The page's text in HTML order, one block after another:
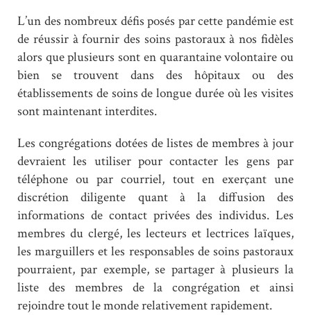
L’un des nombreux défis posés par cette pandémie est
de réussir à fournir des soins pastoraux à nos fidèles
alors que plusieurs sont en quarantaine volontaire ou
bien se trouvent dans des hôpitaux ou des
établissements de soins de longue durée où les visites
sont maintenant interdites.
Les congrégations dotées de listes de membres à jour
devraient les utiliser pour contacter les gens par
téléphone ou par courriel, tout en exerçant une
discrétion diligente quant à la diffusion des
informations de contact privées des individus. Les
membres du clergé, les lecteurs et lectrices laïques,
les marguillers et les responsables de soins pastoraux
pourraient, par exemple, se partager à plusieurs la
liste des membres de la congrégation et ainsi
rejoindre tout le monde relativement rapidement.